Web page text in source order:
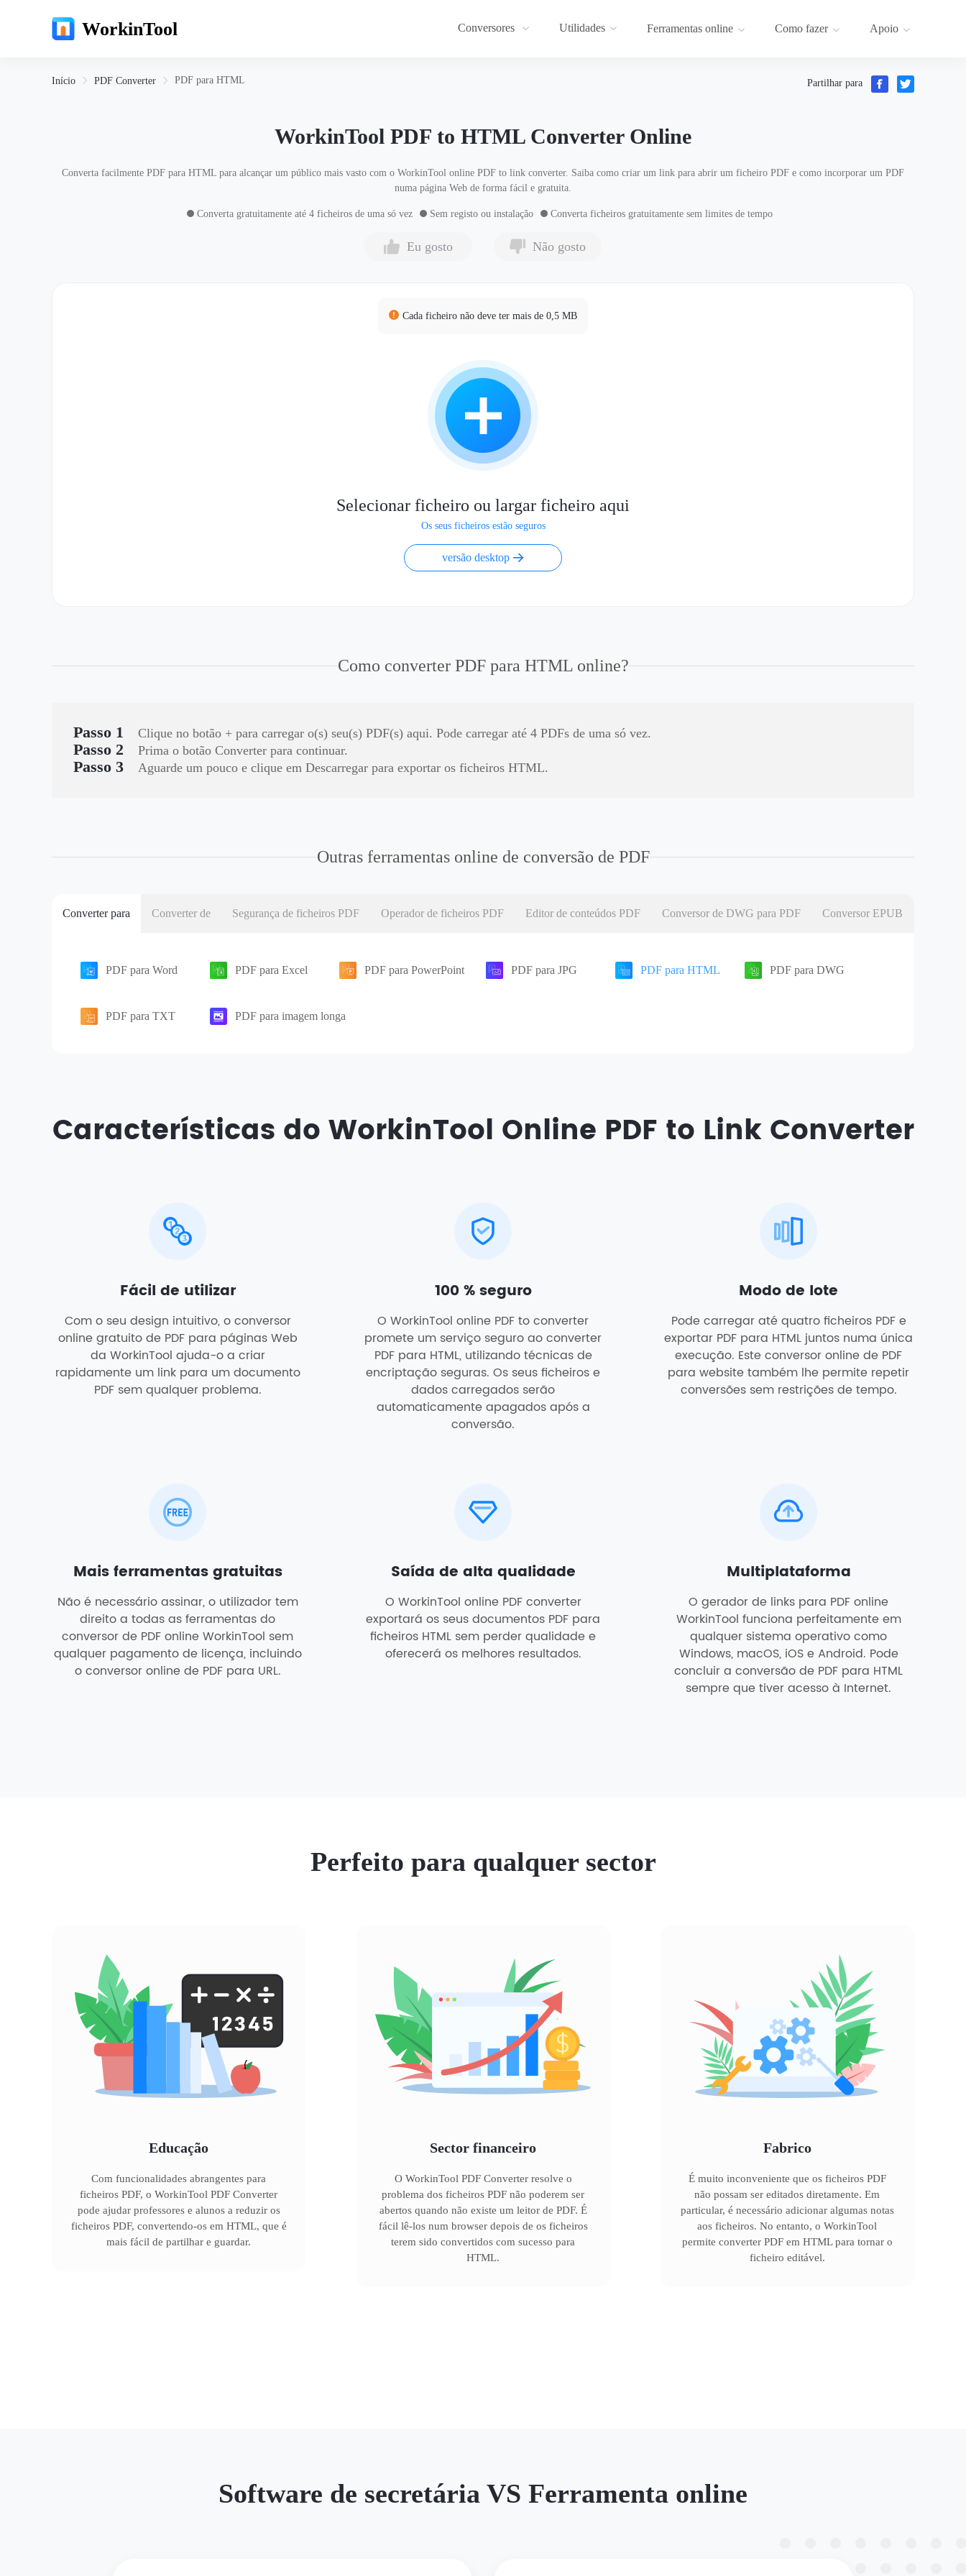
WorkinTool Conversores Utilidades Ferramentas online Como fazer Apoio
Início PDF Converter PDF para HTML Partilhar para
WorkinTool PDF to HTML Converter Online
Converta facilmente PDF para HTML para alcançar um público mais vasto com o WorkinTool online PDF to link converter. Saiba como criar um link para abrir um ficheiro PDF e como incorporar um PDF
numa página Web de forma fácil e gratuita.
Converta gratuitamente até 4 ficheiros de uma só vez Sem registo ou instalação Converta ficheiros gratuitamente sem limites de tempo
Eu gosto Não gosto
Cada ficheiro não deve ter mais de 0,5 MB
Selecionar ficheiro ou largar ficheiro aqui
Os seus ficheiros estão seguros
versão desktop
Como converter PDF para HTML online?
Passo 1 Clique no botão + para carregar o(s) seu(s) PDF(s) aqui. Pode carregar até 4 PDFs de uma só vez.
Passo 2 Prima o botão Converter para continuar.
Passo 3 Aguarde um pouco e clique em Descarregar para exportar os ficheiros HTML.
Outras ferramentas online de conversão de PDF
Converter para Converter de Segurança de ficheiros PDF Operador de ficheiros PDF Editor de conteúdos PDF Conversor de DWG para PDF Conversor EPUB
PDF para Word PDF para Excel PDF para PowerPoint PDF para JPG PDF para HTML PDF para DWG
PDF para TXT PDF para imagem longa
Características do WorkinTool Online PDF to Link Converter
Fácil de utilizar
Com o seu design intuitivo, o conversor
online gratuito de PDF para páginas Web
da WorkinTool ajuda-o a criar
rapidamente um link para um documento
PDF sem qualquer problema.
100 % seguro
O WorkinTool online PDF to converter
promete um serviço seguro ao converter
PDF para HTML, utilizando técnicas de
encriptação seguras. Os seus ficheiros e
dados carregados serão
automaticamente apagados após a
conversão.
Modo de lote
Pode carregar até quatro ficheiros PDF e
exportar PDF para HTML juntos numa única
execução. Este conversor online de PDF
para website também lhe permite repetir
conversões sem restrições de tempo.
Mais ferramentas gratuitas
Não é necessário assinar, o utilizador tem
direito a todas as ferramentas do
conversor de PDF online WorkinTool sem
qualquer pagamento de licença, incluindo
o conversor online de PDF para URL.
Saída de alta qualidade
O WorkinTool online PDF converter
exportará os seus documentos PDF para
ficheiros HTML sem perder qualidade e
oferecerá os melhores resultados.
Multiplataforma
O gerador de links para PDF online
WorkinTool funciona perfeitamente em
qualquer sistema operativo como
Windows, macOS, iOS e Android. Pode
concluir a conversão de PDF para HTML
sempre que tiver acesso à Internet.
Perfeito para qualquer sector
Educação
Com funcionalidades abrangentes para
ficheiros PDF, o WorkinTool PDF Converter
pode ajudar professores e alunos a reduzir os
ficheiros PDF, convertendo-os em HTML, que é
mais fácil de partilhar e guardar.
Sector financeiro
O WorkinTool PDF Converter resolve o
problema dos ficheiros PDF não poderem ser
abertos quando não existe um leitor de PDF. É
fácil lê-los num browser depois de os ficheiros
terem sido convertidos com sucesso para
HTML.
Fabrico
É muito inconveniente que os ficheiros PDF
não possam ser editados diretamente. Em
particular, é necessário adicionar algumas notas
aos ficheiros. No entanto, o WorkinTool
permite converter PDF em HTML para tornar o
ficheiro editável.
Software de secretária VS Ferramenta online